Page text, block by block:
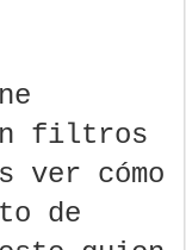
filtros
ver cómo
de